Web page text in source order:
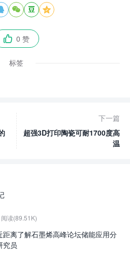
  
 0 赞
标签
下一篇
超强3D打印陶瓷可耐1700度高
温
阅读(89.51K)
距离了解石墨烯高峰论坛储能应用分
究员